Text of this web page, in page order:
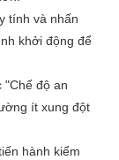
tính và nhấn
khởi động để
"Chế độ an
ít xung đột
hành kiểm